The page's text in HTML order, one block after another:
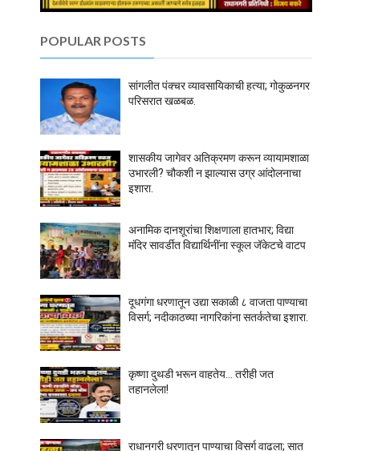
POPULAR POSTS
सांगलीत पंक्चर व्यावसायिकाची हत्या; गोकुळनगर
परिसरात खळबळ.
शासकीय जागेवर अतिक्रमण करून व्यायामशाळा
उभारली? चौकशी न झाल्यास उग्र आंदोलनाचा
इशारा.
अनामिक दानशूरांचा शिक्षणाला हातभार; विद्या
मंदिर सावर्डीत विद्यार्थिनींना स्कूल जॅकेटचे वाटप
दूधगंगा धरणातून उद्या सकाळी ८ वाजता पाण्याचा
विसर्ग; नदीकाठच्या नागरिकांना सतर्कतेचा इशारा.
कृष्णा दुथडी भरून वाहतेय... तरीही जत
तहानलेला!
राधानगरी धरणातून पाण्याचा विसर्ग वाढला; सात